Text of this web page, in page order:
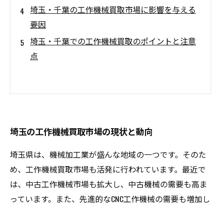
埼玉・千葉の工作機械買取市場に影響を与える
要因
埼玉・千葉での工作機械買取のポイントと注意
点
埼玉の工作機械買取市場の現状と動向
埼玉県は、機械加工業が盛んな地域の一つです。そのた
め、工作機械買取市場も活発に行われています。最近で
は、中古工作機械市場も拡大し、中古機械の需要も高ま
っています。また、先進的なCNC工作機械の需要も増加し